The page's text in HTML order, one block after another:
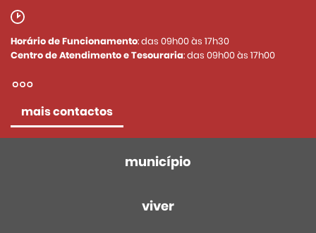
Horário de Funcionamento: das 09h00 às 17h30
Centro de Atendimento e Tesouraria: das 09h00 às 17h00
mais contactos
município
viver